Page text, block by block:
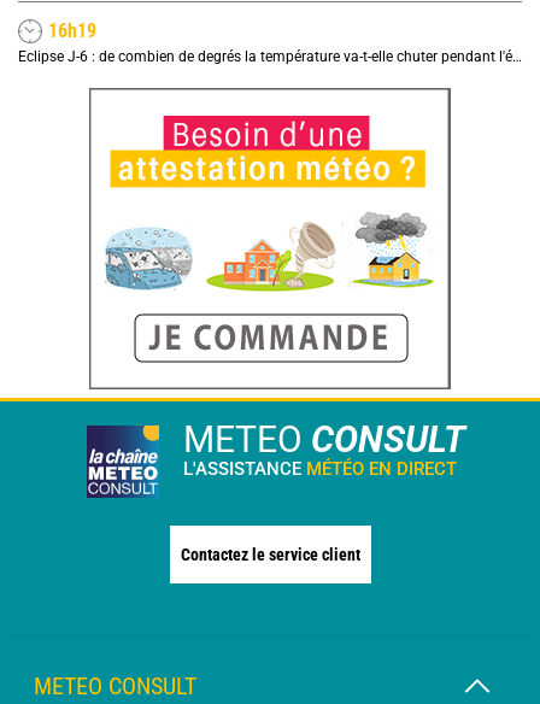
16h19
Eclipse J-6 : de combien de degrés la température va-t-elle chuter pendant l'éclipse du 12 août ?
METEO CONSULT
L'ASSISTANCE MÉTÉO EN DIRECT
Contactez le service client
METEO CONSULT